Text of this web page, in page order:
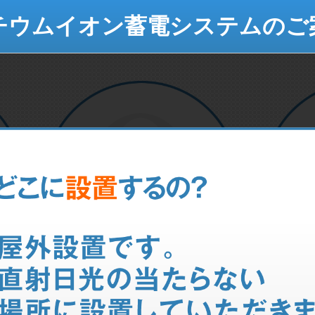
ウムイオン蓄電システムのご